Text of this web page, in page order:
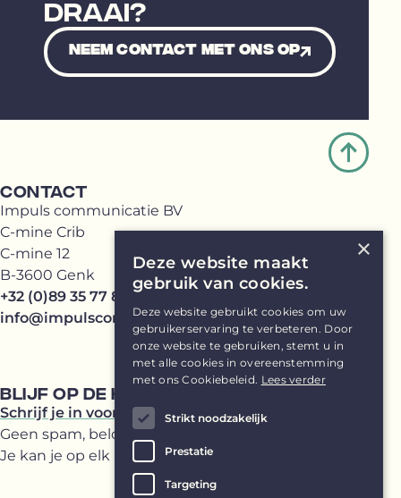
DRAAI?
Neem contact met ons op
CONTACT
Impuls communicatie BV
C-mine Crib
C-mine 12
B-3600 Genk
+32 (0)89 35 77 81
info@impulscommunicatie.be
BLIJF OP DE HOOGTE
Schrijf je in voor onze Impuls(br)ief
Geen spam, beloofd!
Je kan je op elk moment uitschrijven.
×
Deze website maakt
gebruik van cookies.
Deze website gebruikt cookies om uw
gebruikerservaring te verbeteren. Door
onze website te gebruiken, stemt u in
met alle cookies in overeenstemming
met ons Cookiebeleid. Lees verder
Strikt noodzakelijk
Prestatie
Targeting